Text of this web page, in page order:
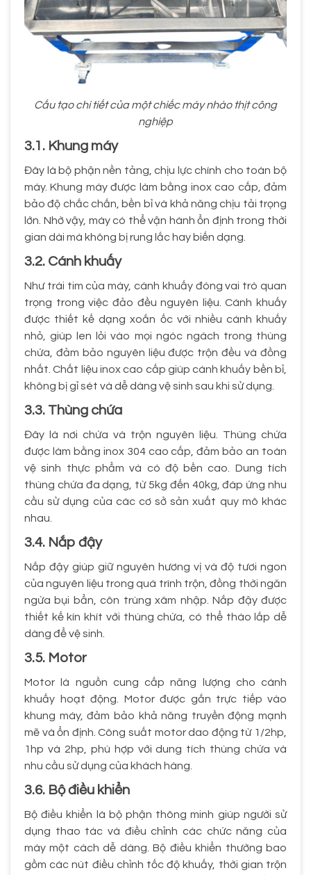
Cấu tạo chi tiết của một chiếc máy nhào thịt công
nghiệp
3.1. Khung máy
Đây là bộ phận nền tảng, chịu lực chính cho toàn bộ
máy. Khung máy được làm bằng inox cao cấp, đảm
bảo độ chắc chắn, bền bỉ và khả năng chịu tải trọng
lớn. Nhờ vậy, máy có thể vận hành ổn định trong thời
gian dài mà không bị rung lắc hay biến dạng.
3.2. Cánh khuấy
Như trái tim của máy, cánh khuấy đóng vai trò quan
trọng trong việc đảo đều nguyên liệu. Cánh khuấy
được thiết kế dạng xoắn ốc với nhiều cánh khuấy
nhỏ, giúp len lỏi vào mọi ngóc ngách trong thùng
chứa, đảm bảo nguyên liệu được trộn đều và đồng
nhất. Chất liệu inox cao cấp giúp cánh khuấy bền bỉ,
không bị gỉ sét và dễ dàng vệ sinh sau khi sử dụng.
3.3. Thùng chứa
Đây là nơi chứa và trộn nguyên liệu. Thùng chứa
được làm bằng inox 304 cao cấp, đảm bảo an toàn
vệ sinh thực phẩm và có độ bền cao. Dung tích
thùng chứa đa dạng, từ 5kg đến 40kg, đáp ứng nhu
cầu sử dụng của các cơ sở sản xuất quy mô khác
nhau.
3.4. Nắp đậy
Nắp đậy giúp giữ nguyên hương vị và độ tươi ngon
của nguyên liệu trong quá trình trộn, đồng thời ngăn
ngừa bụi bẩn, côn trùng xâm nhập. Nắp đậy được
thiết kế kín khít với thùng chứa, có thể tháo lắp dễ
dàng để vệ sinh.
3.5. Motor
Motor là nguồn cung cấp năng lượng cho cánh
khuấy hoạt động. Motor được gắn trực tiếp vào
khung máy, đảm bảo khả năng truyền động mạnh
mẽ và ổn định. Công suất motor dao động từ 1/2hp,
1hp và 2hp, phù hợp với dung tích thùng chứa và
nhu cầu sử dụng của khách hàng.
3.6. Bộ điều khiển
Bộ điều khiển là bộ phận thông minh giúp người sử
dụng thao tác và điều chỉnh các chức năng của
máy một cách dễ dàng. Bộ điều khiển thường bao
gồm các nút điều chỉnh tốc độ khuấy, thời gian trộn